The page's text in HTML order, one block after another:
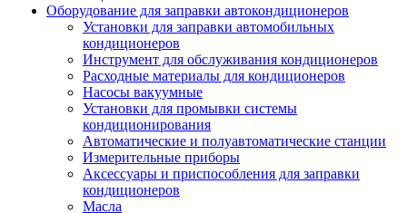
Оборудование для заправки автокондиционеров
Установки для заправки автомобильных
кондиционеров
Инструмент для обслуживания кондиционеров
Расходные материалы для кондиционеров
Насосы вакуумные
Установки для промывки системы
кондиционирования
Автоматические и полуавтоматические станции
Измерительные приборы
Аксессуары и приспособления для заправки
кондиционеров
Масла